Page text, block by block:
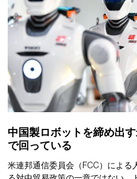
中国製ロボットを締め出
で回っている
米連邦通信委員会（FCC）による